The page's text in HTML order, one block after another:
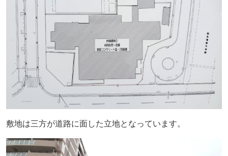
敷地は三方が道路に面した立地となっています。